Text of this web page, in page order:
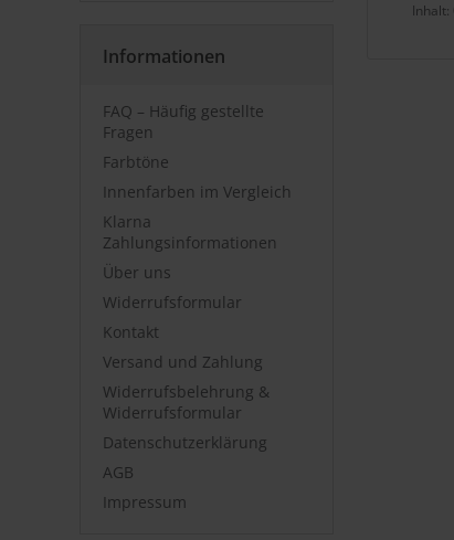
Informationen
FAQ – Häufig gestellte
Fragen
Farbtöne
Innenfarben im Vergleich
Klarna
Zahlungsinformationen
Über uns
Widerrufsformular
Kontakt
Versand und Zahlung
Widerrufsbelehrung &
Widerrufsformular
Datenschutzerklärung
AGB
Impressum
Inhalt: